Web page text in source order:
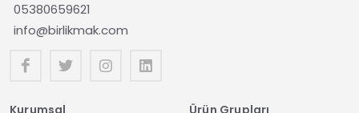
05380659621
info@birlikmak.com
Kurumsal Ürün Grupları